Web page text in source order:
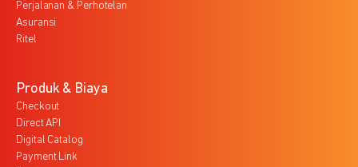
Perjalanan & Perhotelan
Asuransi
Ritel
Produk & Biaya
Checkout
Direct API
Digital Catalog
Payment Link